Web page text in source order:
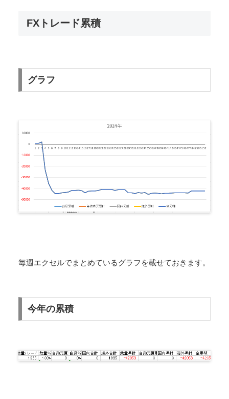
FXトレード累積
グラフ
毎週エクセルでまとめているグラフを載せておきます。
今年の累積